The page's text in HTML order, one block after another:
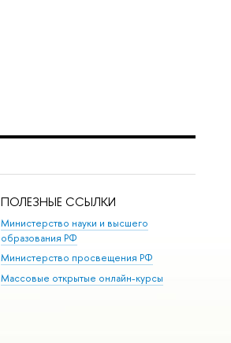
ПОЛЕЗНЫЕ ССЫЛКИ
Министерство науки и высшего
образования РФ
Министерство просвещения РФ
Массовые открытые онлайн-курсы